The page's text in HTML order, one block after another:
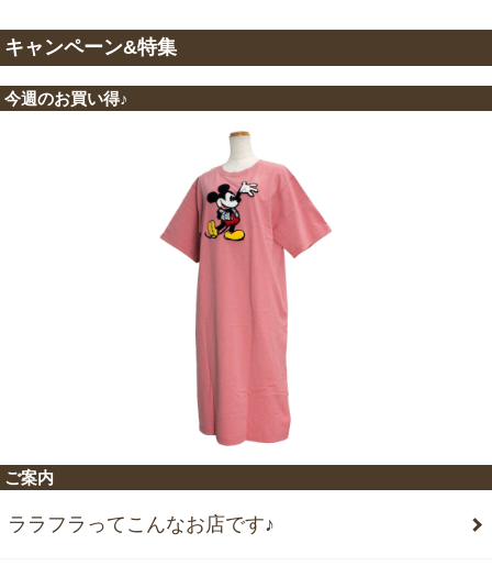
キャンペーン&特集
今週のお買い得♪
ご案内
ララフラってこんなお店です♪